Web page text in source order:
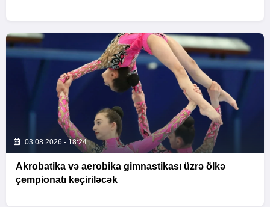
03.08.2026 - 18:24
Akrobatika və aerobika gimnastikası üzrə ölkə
çempionatı keçiriləcək